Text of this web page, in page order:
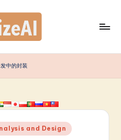
中的封装
and Design